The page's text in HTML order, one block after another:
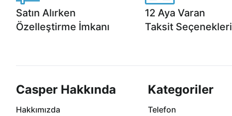
Satın Alırken
Özelleştirme İmkanı
12 Aya Varan
Taksit Seçenekleri
Casper Hakkında
Hakkımızda
Kategoriler
Telefon